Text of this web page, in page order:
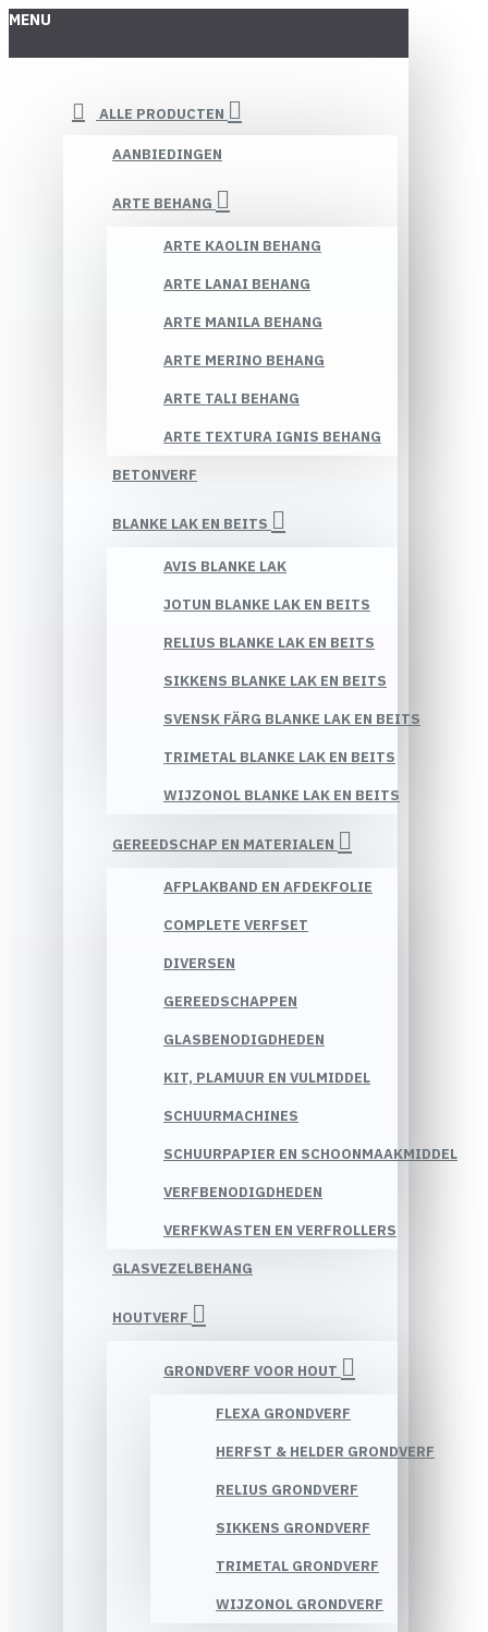
MENU
ALLE PRODUCTEN
AANBIEDINGEN
ARTE BEHANG
ARTE KAOLIN BEHANG
ARTE LANAI BEHANG
ARTE MANILA BEHANG
ARTE MERINO BEHANG
ARTE TALI BEHANG
ARTE TEXTURA IGNIS BEHANG
BETONVERF
BLANKE LAK EN BEITS
AVIS BLANKE LAK
JOTUN BLANKE LAK EN BEITS
RELIUS BLANKE LAK EN BEITS
SIKKENS BLANKE LAK EN BEITS
SVENSK FÄRG BLANKE LAK EN BEITS
TRIMETAL BLANKE LAK EN BEITS
WIJZONOL BLANKE LAK EN BEITS
GEREEDSCHAP EN MATERIALEN
AFPLAKBAND EN AFDEKFOLIE
COMPLETE VERFSET
DIVERSEN
GEREEDSCHAPPEN
GLASBENODIGDHEDEN
KIT, PLAMUUR EN VULMIDDEL
SCHUURMACHINES
SCHUURPAPIER EN SCHOONMAAKMIDDEL
VERFBENODIGDHEDEN
VERFKWASTEN EN VERFROLLERS
GLASVEZELBEHANG
HOUTVERF
GRONDVERF VOOR HOUT
FLEXA GRONDVERF
HERFST & HELDER GRONDVERF
RELIUS GRONDVERF
SIKKENS GRONDVERF
TRIMETAL GRONDVERF
WIJZONOL GRONDVERF